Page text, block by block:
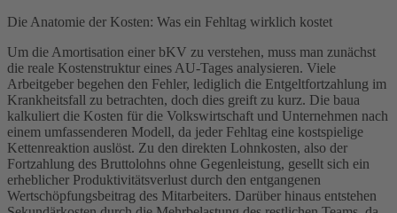
Die Anatomie der Kosten: Was ein Fehltag wirklich kostet
Um die Amortisation einer bKV zu verstehen, muss man zunächst
die reale Kostenstruktur eines AU-Tages analysieren. Viele
Arbeitgeber begehen den Fehler, lediglich die Entgeltfortzahlung im
Krankheitsfall zu betrachten, doch dies greift zu kurz. Die baua
kalkuliert die Kosten für die Volkswirtschaft und Unternehmen nach
einem umfassenderen Modell, da jeder Fehltag eine kostspielige
Kettenreaktion auslöst. Zu den direkten Lohnkosten, also der
Fortzahlung des Bruttolohns ohne Gegenleistung, gesellt sich ein
erheblicher Produktivitätsverlust durch den entgangenen
Wertschöpfungsbeitrag des Mitarbeiters. Darüber hinaus entstehen